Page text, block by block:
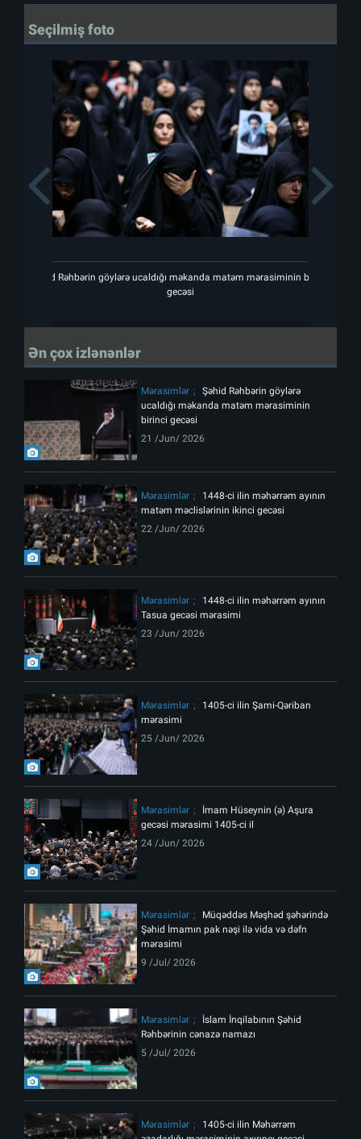
Seçilmiş foto
Şəhid Rəhbərin göylərə ucaldığı məkanda matəm mərasiminin birinci
gecəsi
Previous
Ən çox izlənənlər
Mərasimlər
Şəhid Rəhbərin göylərə
ucaldığı məkanda matəm mərasiminin
birinci gecəsi
21 /Jun/ 2026
Mərasimlər
1448-ci ilin məhərrəm ayının
matəm məclislərinin ikinci gecəsi
22 /Jun/ 2026
Mərasimlər
1448-ci ilin məhərrəm ayının
Tasua gecəsi mərasimi
23 /Jun/ 2026
Mərasimlər
1405-ci ilin Şami-Qəriban
mərasimi
25 /Jun/ 2026
Mərasimlər
İmam Hüseynin (ə) Aşura
gecəsi mərasimi 1405-ci il
24 /Jun/ 2026
Mərasimlər
Müqəddəs Məşhəd şəhərində
Şəhid İmamın pak nəşi ilə vida və dəfn
mərasimi
9 /Jul/ 2026
Mərasimlər
İslam İnqilabının Şəhid
Rəhbərinin cənazə namazı
5 /Jul/ 2026
Mərasimlər
1405-ci ilin Məhərrəm